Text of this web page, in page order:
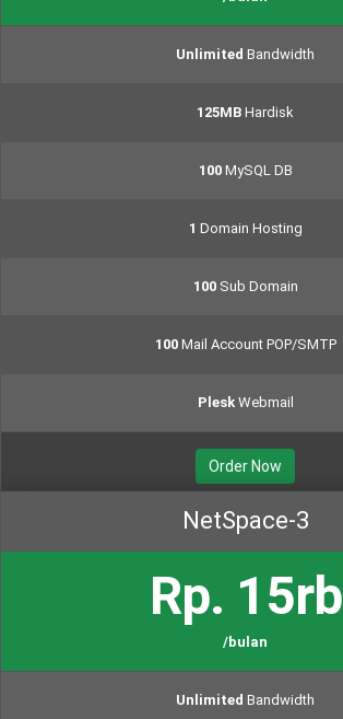
Unlimited Bandwidth
125MB Hardisk
100MySQL DB
1 Domain Hosting
100Sub Domain
100Mail Account POP/SMTP
PleskWebmail
Order Now
NetSpace-3
Rp. 15rb
/bulan
Unlimited Bandwidth